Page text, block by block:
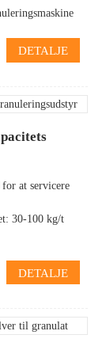
DETALJE
at servicere
30-100 kg/t
DETALJE